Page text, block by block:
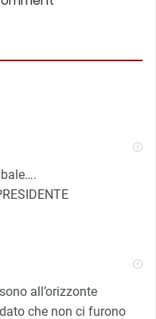
all’orizzonte
che non ci furono